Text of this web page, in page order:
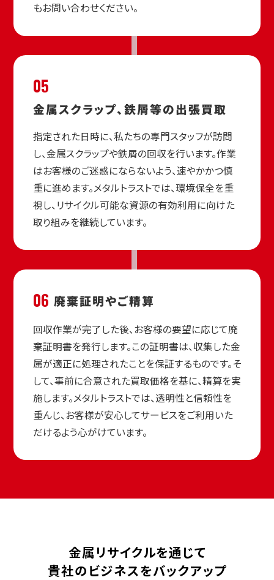
もお問い合わせください。
05
金属スクラップ、鉄屑等の出張買取
指定された日時に、私たちの専門スタッフが訪問
し、金属スクラップや鉄屑の回収を行います。作業
はお客様のご迷惑にならないよう、速やかかつ慎
重に進めます。メタルトラストでは、環境保全を重
視し、リサイクル可能な資源の有効利用に向けた
取り組みを継続しています。
06 廃棄証明やご精算
回収作業が完了した後、お客様の要望に応じて廃
棄証明書を発行します。この証明書は、収集した金
属が適正に処理されたことを保証するものです。そ
して、事前に合意された買取価格を基に、精算を実
施します。メタルトラストでは、透明性と信頼性を
重んじ、お客様が安心してサービスをご利用いた
だけるよう心がけています。
金属リサイクルを通じて
貴社のビジネスをバックアップ